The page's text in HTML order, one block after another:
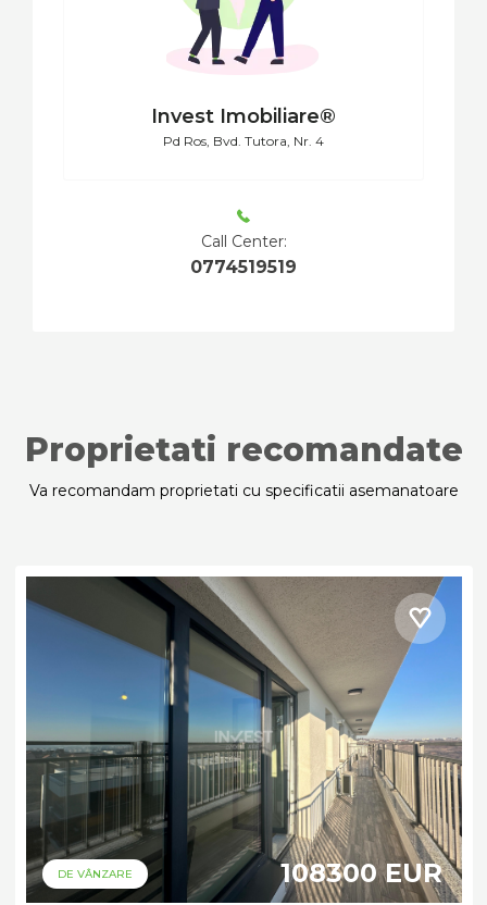
Invest Imobiliare®
Pd Ros, Bvd. Tutora, Nr. 4
Call Center:
0774519519
Proprietati recomandate
Va recomandam proprietati cu specificatii asemanatoare
DE VÂNZARE 108300 EUR